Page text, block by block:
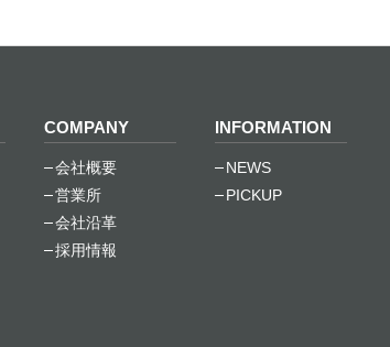
COMPANY
会社概要
営業所
会社沿革
採用情報
INFORMATION
NEWS
PICKUP